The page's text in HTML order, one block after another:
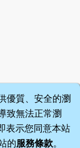
優質、安全的瀏
致無法正常瀏
表示您同意本站
的服務條款。